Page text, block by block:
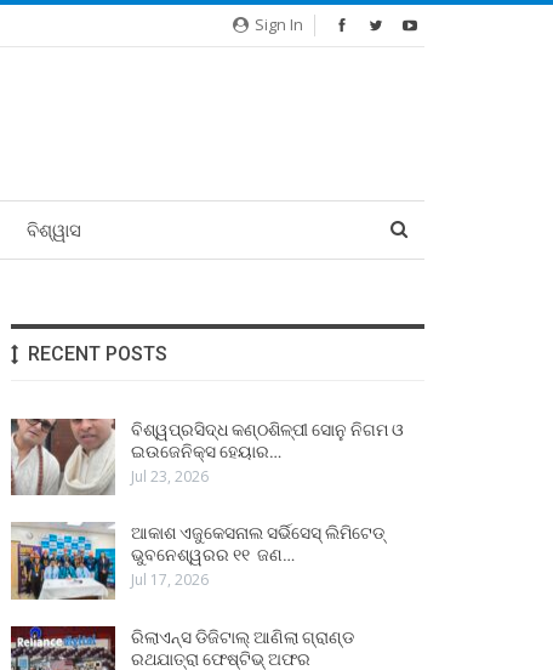
Sign In
ବିଶ୍ୱାସ
RECENT POSTS
ବିଶ୍ୱପ୍ରସିଦ୍ଧ କଣ୍ଠଶିଳ୍ପୀ ସୋନୁ ନିଗମ ଓ
ଇଉଜେନିକ୍ସ ହେୟାର…
Jul 23, 2026
ଆକାଶ ଏଜୁକେସନାଲ ସର୍ଭିସେସ୍ ଲିମିଟେଡ୍
ଭୁବନେଶ୍ୱରର ୧୧ ଜଣ…
Jul 17, 2026
ରିଲାଏନ୍ସ ଡିଜିଟାଲ୍ ଆଣିଲା ଗ୍ରାଣ୍ଡ
ରଥଯାତ୍ରା ଫେଷ୍ଟିଭ୍ ଅଫର